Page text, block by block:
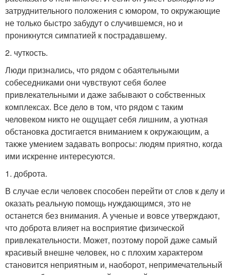
затруднительного положения с юмором, то окружающие
не только быстро забудут о случившемся, но и
проникнутся симпатией к пострадавшему.
2. чуткость.
Люди признались, что рядом с обаятельными
собеседниками они чувствуют себя более
привлекательными и даже забывают о собственных
комплексах. Все дело в том, что рядом с таким
человеком никто не ощущает себя лишним, а уютная
обстановка достигается вниманием к окружающим, а
также умением задавать вопросы: людям приятно, когда
ими искренне интересуются.
1. доброта.
В случае если человек способен перейти от слов к делу и
оказать реальную помощь нуждающимся, это не
останется без внимания. А ученые и вовсе утверждают,
что доброта влияет на восприятие физической
привлекательности. Может, поэтому порой даже самый
красивый внешне человек, но с плохим характером
становится неприятным и, наоборот, непримечательный